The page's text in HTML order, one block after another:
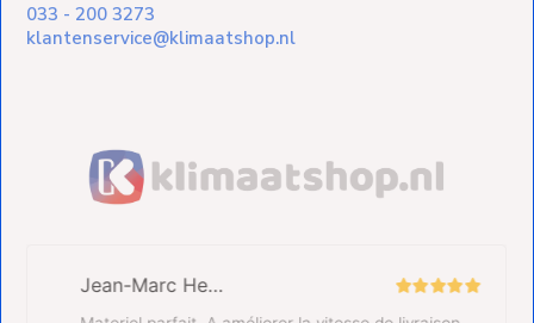
033 - 200 3273
klantenservice@klimaatshop.nl